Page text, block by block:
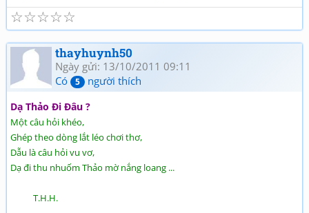
☆
☆
☆
☆
☆
thayhuynh50
Ngày gửi: 13/10/2011 09:11
Có
5 người thích
Dạ Thảo Đi Đâu ?
Một câu hỏi khéo,
Ghép theo dòng lắt léo chơi thơ,
Dẫu là câu hỏi vu vơ,
Dạ đi thu nhuốm Thảo mờ nắng loang ...
T.H.H.